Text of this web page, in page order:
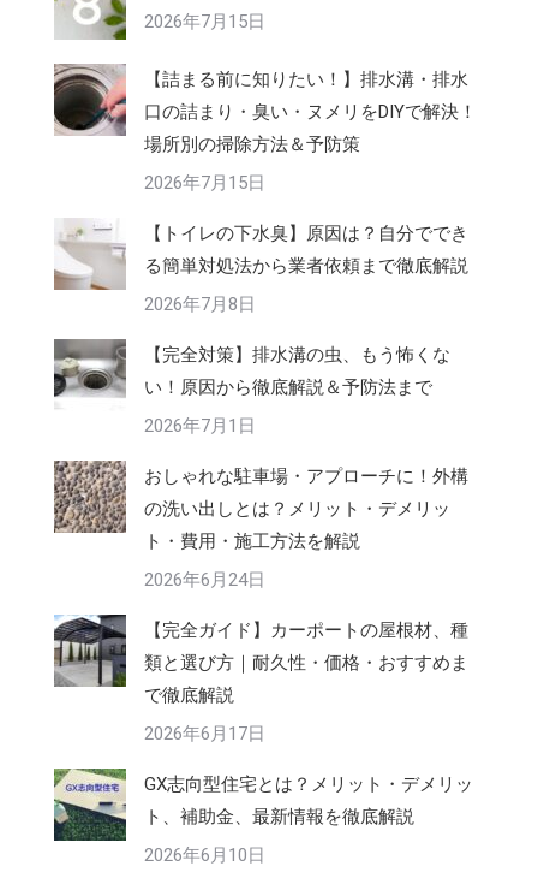
2026年7月15日
【詰まる前に知りたい！】排水溝・排水
口の詰まり・臭い・ヌメリをDIYで解決！
場所別の掃除方法＆予防策
2026年7月15日
【トイレの下水臭】原因は？自分ででき
る簡単対処法から業者依頼まで徹底解説
2026年7月8日
【完全対策】排水溝の虫、もう怖くな
い！原因から徹底解説＆予防法まで
2026年7月1日
おしゃれな駐車場・アプローチに！外構
の洗い出しとは？メリット・デメリッ
ト・費用・施工方法を解説
2026年6月24日
【完全ガイド】カーポートの屋根材、種
類と選び方｜耐久性・価格・おすすめま
で徹底解説
2026年6月17日
GX志向型住宅とは？メリット・デメリッ
ト、補助金、最新情報を徹底解説
2026年6月10日